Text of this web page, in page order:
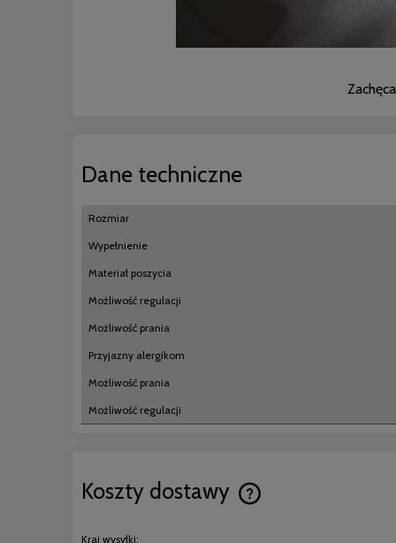
Dane techniczne
Rozmiar
Wypełnienie
Materiał poszycia
Możliwość regulacji
Możliwość prania
Przyjazny alergikom
Możliwość prania
Możliwość regulacji
Koszty dostawy
Kraj wysyłki: